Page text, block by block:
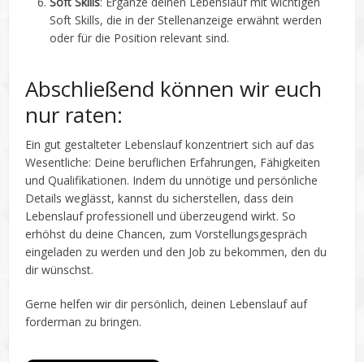
Soft Skills, die in der Stellenanzeige erwähnt werden
oder für die Position relevant sind.
Abschließend können wir euch
nur raten:
Ein gut gestalteter Lebenslauf konzentriert sich auf das
Wesentliche: Deine beruflichen Erfahrungen, Fähigkeiten
und Qualifikationen. Indem du unnötige und persönliche
Details weglässt, kannst du sicherstellen, dass dein
Lebenslauf professionell und überzeugend wirkt. So
erhöhst du deine Chancen, zum Vorstellungsgespräch
eingeladen zu werden und den Job zu bekommen, den du
dir wünschst.
Gerne helfen wir dir persönlich, deinen Lebenslauf auf
forderman zu bringen.